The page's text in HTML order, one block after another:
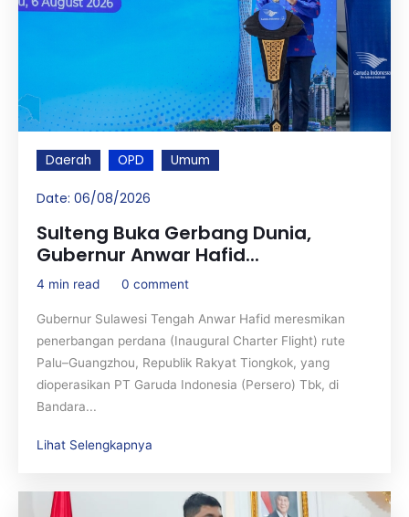
Daerah OPD Umum
Date: 06/08/2026
Sulteng Buka Gerbang Dunia,
Gubernur Anwar Hafid...
4 min read 0 comment
Gubernur Sulawesi Tengah Anwar Hafid meresmikan
penerbangan perdana (Inaugural Charter Flight) rute
Palu–Guangzhou, Republik Rakyat Tiongkok, yang
dioperasikan PT Garuda Indonesia (Persero) Tbk, di
Bandara...
Lihat Selengkapnya